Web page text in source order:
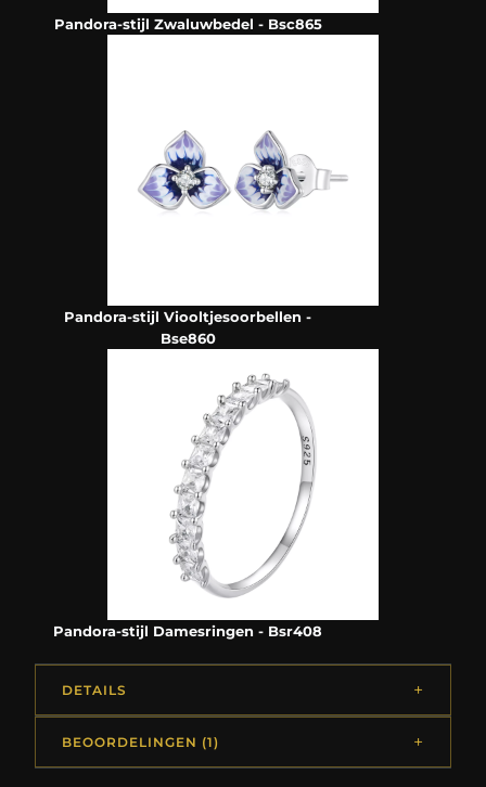
Pandora-stijl Zwaluwbedel - Bsc865
Pandora-stijl Viooltjesoorbellen -
Bse860
Pandora-stijl Damesringen - Bsr408
DETAILS
BEOORDELINGEN (1)